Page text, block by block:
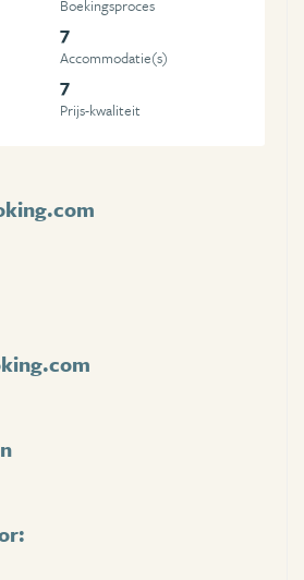
Boekingsproces
7
Accommodatie(s)
7
Prijs-kwaliteit